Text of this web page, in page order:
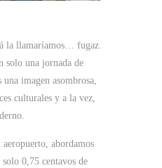
la llamaríamos… fugaz.
solo una jornada de
imagen asombrosa,
culturales y a la vez,
abordamos
0,75 centavos de